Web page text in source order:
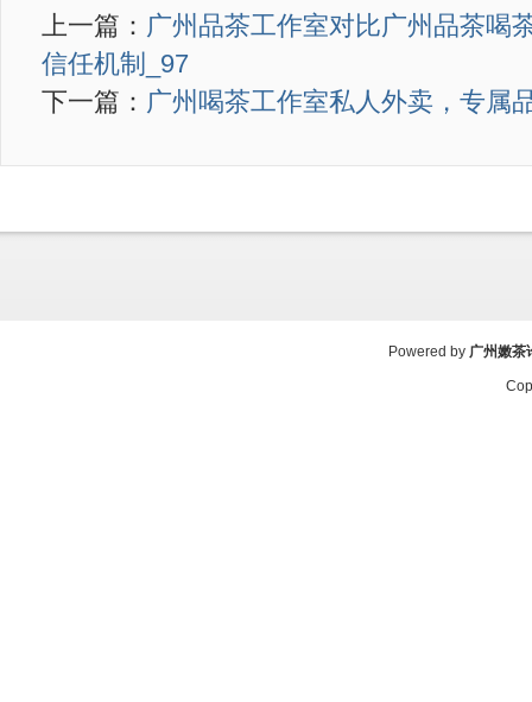
上一篇： 广州品茶工作室对比广州品茶喝
信任机制_97
下一篇： 广州喝茶工作室私人外卖，专属
Powered by 广州嫩茶